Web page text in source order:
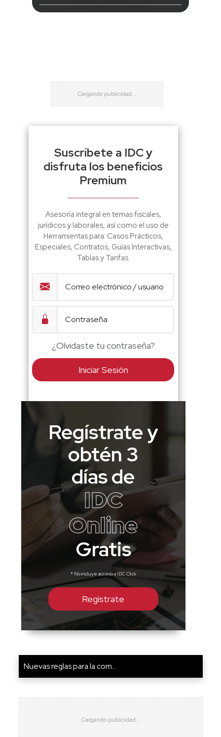
Suscríbete a IDC y
disfruta los beneficios
Premium
Asesoría integral en temas fiscales,
jurídicos y laborales, así como el uso de
Herramientas para: Casos Prácticos,
Especiales, Contratos, Guías Interactivas,
Tablas y Tarifas.
¿Olvidaste tu contraseña?
Iniciar Sesión
Regístrate y
obtén 3
días de
IDC
Online
Gratis
* No incluye acceso a IDC Click
Regístrate
Nuevas reglas para la com...